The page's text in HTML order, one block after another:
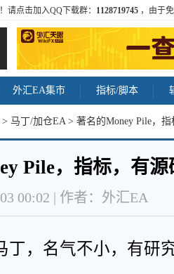
点击加入QQ下载群： 1128719745 ，由于
外汇EA集市 指标/脚本
> 马丁/加仓EA> 著名的Money Pile，
Pile，指标，有
00:02 | 作者：外汇EA
丁，名气不小，有研